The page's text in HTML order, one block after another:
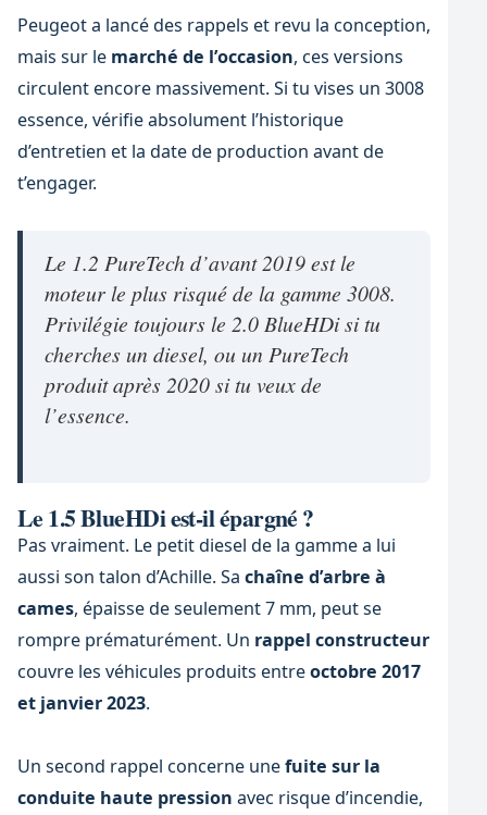
Peugeot a lancé des rappels et revu la conception,
mais sur le marché de l’occasion, ces versions
circulent encore massivement. Si tu vises un 3008
essence, vérifie absolument l’historique
d’entretien et la date de production avant de
t’engager.
Le 1.2 PureTech d’avant 2019 est le
moteur le plus risqué de la gamme 3008.
Privilégie toujours le 2.0 BlueHDi si tu
cherches un diesel, ou un PureTech
produit après 2020 si tu veux de
l’essence.
Le 1.5 BlueHDi est-il épargné ?
Pas vraiment. Le petit diesel de la gamme a lui
aussi son talon d’Achille. Sa chaîne d’arbre à
cames, épaisse de seulement 7 mm, peut se
rompre prématurément. Un rappel constructeur
couvre les véhicules produits entreoctobre 2017
et janvier 2023.
Un second rappel concerne unefuite sur la
conduite haute pression avec risque d’incendie,